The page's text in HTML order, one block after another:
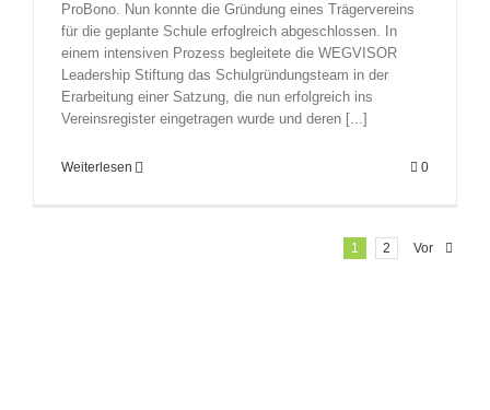
ProBono. Nun konnte die Gründung eines Trägervereins
für die geplante Schule erfoglreich abgeschlossen. In
einem intensiven Prozess begleitete die WEGVISOR
Leadership Stiftung das Schulgründungsteam in der
Erarbeitung einer Satzung, die nun erfolgreich ins
Vereinsregister eingetragen wurde und deren [...]
Weiterlesen 0
1 2 Vor